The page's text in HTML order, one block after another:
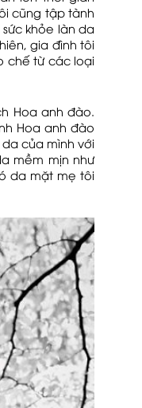
cũng tập tành
khỏe làn da
gia đình tôi
chế từ các loại
Hoa anh đào.
Hoa anh đào
của mình với
mềm mịn như
da mặt mẹ tôi